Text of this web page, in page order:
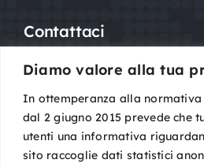
Diamo valore alla tua
In ottemperanza alla
dal 2 giugno 2015 prevede che
utenti una informativa
sito raccoglie dati statistici
Contattaci
Mail:segreteria@sigot.org
PEC:sigot@pec.it
c/o Planning Congressi,
Via Guelfa, 9